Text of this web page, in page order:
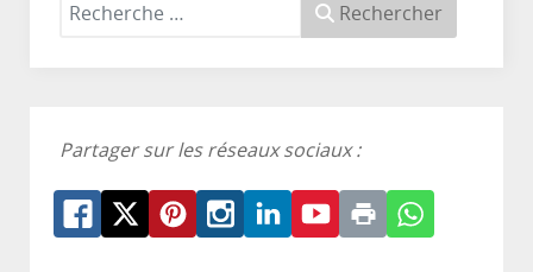
Rechercher
Partager sur les réseaux sociaux :